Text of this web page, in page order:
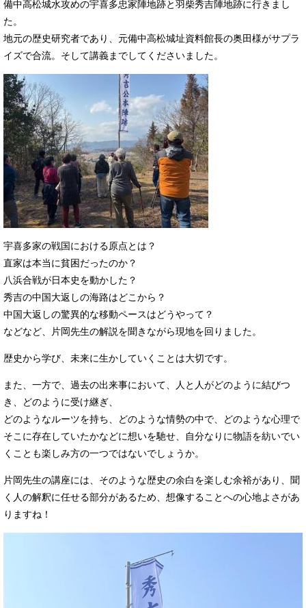
備中高松城水攻めの宇喜多忠家陣地跡と羽柴秀吉陣地跡に行きまし
た。
地元の歴史研究者であり、元備中高松城址資料館長の奥田様がサプラ
イズで合流。そして講義までしてくださいました。
宇喜多家の戦国における原点とは？
直家は本当に貧困だったのか？
八浜合戦が日本史を動かした？
秀吉の中国大返しの海路はどこから？
中国大返しの驚異的な移動ペースはどうやって？
などなど、片岡先生の解説を聞きながら現地を回りました。
歴史から学び、未来に生かしていくことは大切です。
また、一方で、過去の出来事において、人と人がどのように結びつ
き、どのように受け継ぎ、
どのようなルーツを持ち、どのような情勢の中で、どのような心理で
そこに存在していたかなどに想いを馳せ、自分なりに物語を紡いでい
くことも楽しみ方の一つではないでしょうか。
片岡先生の講座には、そのような歴史の余白を楽しむ余裕があり、聞
く人の解釈に任せる部分があるため、想像することへの心地よさがあ
りますね！